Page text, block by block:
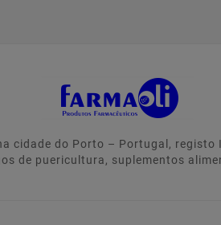
cidade do Porto – Portugal,
de puericultura, suplementos